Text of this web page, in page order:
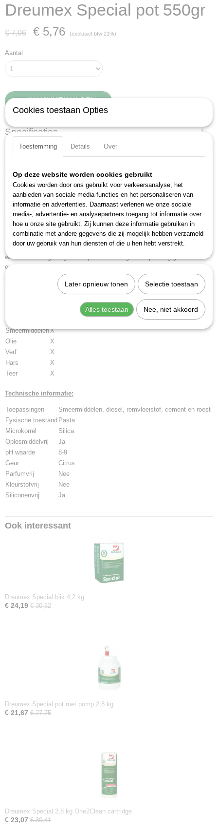
Dreumex Special pot 550gr
€ 7,06 € 5,76 (exclusief btw 21%)
Aantal
IN WINKELWAGEN
Specificaties
Productcode
EAN code
8712602002659
Productcode leverancier
10406001007
Beschrijving:
Deze oplosmiddelvrije handreinigingspasta kan gebruikt worden voor
middelzware tot zware vervuilingen zoals smeermiddelen, diesel,
remvloeistof, cement en roest. De pasta is met name geschikt voor
gebruik in garages, werkplaatsen en industrieën.
Gebruiksinformatie:
Dreumex in de vuile handen inwrijven en daarna met weinig water grondig
wassen. Vervolgens goed afspoelen en drogen. Verpakking goed sluiten
en koel opslaan.
Lak
SmeermiddelenX
Olie
X
Verf
X
Hars
X
Teer
X
Technische informatie:
Toepassingen
Smeermiddelen, diesel, remvloeistof, cement en roest
Fysische toestand Pasta
Microkorrel
Silica
Oplosmiddelvrij
Ja
pH waarde
8-9
Geur
Citrus
Parfumvrij
Nee
Kleurstofvrij
Nee
Siliconenvrij
Ja
Ook interessant
Dreumex Special blik 4,2 kg
€ 24,19 € 30,62
Dreumex Special pot met pomp 2,8 kg
€ 21,67 € 27,75
Dreumex Special 2,8 kg One2Clean cartridge
€ 23,07 € 30,41
Cookies toestaan Opties
Toestemming Details Over
Op deze website worden cookies gebruikt
Cookies worden door ons gebruikt voor verkeersanalyse, het
aanbieden van sociale media-functies en het personaliseren van
informatie en advertenties. Daarnaast verlenen we onze sociale
media-, advertentie- en analysepartners toegang tot informatie over
hoe u onze site gebruikt. Zij kunnen deze informatie gebruiken in
combinatie met andere gegevens die zij mogelijk hebben verzameld
door uw gebruik van hun diensten of die u hen hebt verstrekt.
Later opnieuw tonen Selectie toestaan
Alles toestaan Nee, niet akkoord